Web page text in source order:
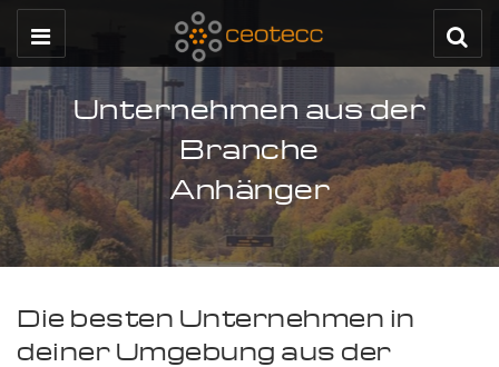
Unternehmen aus der
Branche
Anhänger
Die besten Unternehmen in
deiner Umgebung aus der